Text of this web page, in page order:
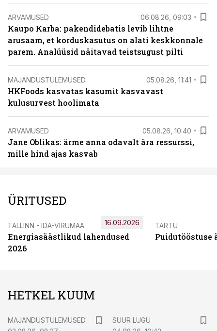
ARVAMUSED 06.08.26, 09:03
Kaupo Karba: pakendidebatis levib lihtne
arusaam, et korduskasutus on alati keskkonnale
parem. Analüüsid näitavad teistsugust pilti
MAJANDUSTULEMUSED 05.08.26, 11:41
HKFoods kasvatas kasumit kasvavast
kulusurvest hoolimata
ARVAMUSED 05.08.26, 10:40
Jane Oblikas: ärme anna odavalt ära ressurssi,
mille hind ajas kasvab
ÜRITUSED
TALLINN - IDA-VIRUMAA
Energiasäästlikud lahendused
2026
16.09.2026 TARTU
Puidutööstuse
HETKEL KUUM
MAJANDUSTULEMUSED
SUUR LUGU